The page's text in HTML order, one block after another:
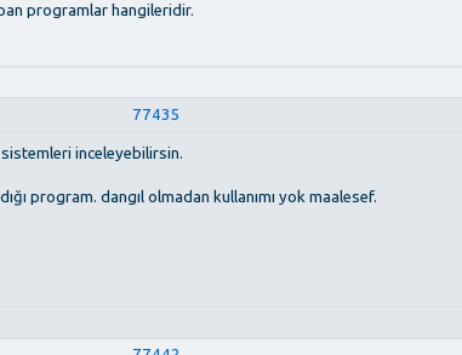
programlar hangileridir.
77435
sistemleri inceleyebilirsin.
program. dangıl olmadan kullanımı yok maalesef.